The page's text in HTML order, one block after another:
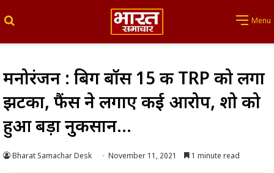
Menu
मनोरंजन : बिग बॉस 15 की TRP को लगा
झटका, फैंस ने लगाए कई आरोप, शो को
हुआ बड़ा नुकसान…
Bharat Samachar Desk November 11, 2021 1 minute read